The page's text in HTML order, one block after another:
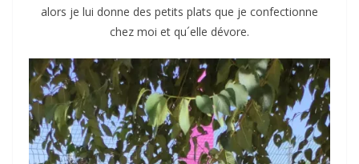
alors je lui donne des petits plats que je confectionne
chez moi et qu´elle dévore.